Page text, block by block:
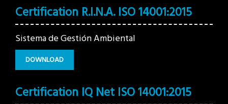
Certification R.I.N.A. ISO 14001:2015
Sistema de Gestión Ambiental
DOWNLOAD
Certification IQ Net ISO 14001:2015